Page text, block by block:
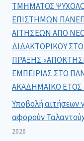
ΤΜΗΜΑΤΟΣ
ΕΠΙΣΤΗΜΩΝ
ΑΙΤΗΣΕΩΝ ΑΠΟ
ΔΙΔΑΚΤΟΡΙΚΟΥ
ΠΡΑΞΗΣ
ΕΜΠΕΙΡΙΑΣ ΣΤΟ
ΑΚΑΔΗΜΑΪΚΟ ΕΤΟΣ
Υποβολή αιτήσεων
αφορούν
2026